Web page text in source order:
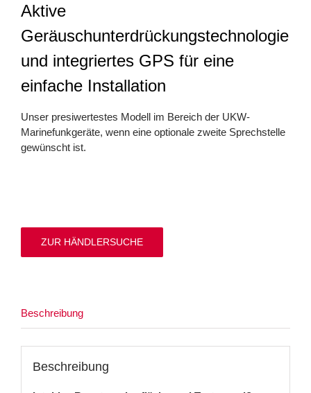
Aktive
Geräuschunterdrückungstechnologie
und integriertes GPS für eine
einfache Installation
Unser presiwertestes Modell im Bereich der UKW-
Marinefunkgeräte, wenn eine optionale zweite Sprechstelle
gewünscht ist.
ZUR HÄNDLERSUCHE
Beschreibung
Beschreibung